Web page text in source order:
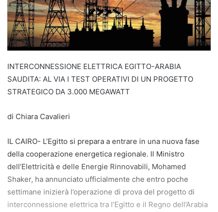
INTERCONNESSIONE ELETTRICA EGITTO-ARABIA
SAUDITA: AL VIA I TEST OPERATIVI DI UN PROGETTO
STRATEGICO DA 3.000 MEGAWATT
di Chiara Cavalieri
IL CAIRO- L’Egitto si prepara a entrare in una nuova fase
della cooperazione energetica regionale. Il Ministro
dell’Elettricità e delle Energie Rinnovabili, Mohamed
Shaker, ha annunciato ufficialmente che entro poche
settimane inizierà l’operazione di prova del progetto di
interconnessione elettrica tra l’Egitto e il Regno dell’Arabia